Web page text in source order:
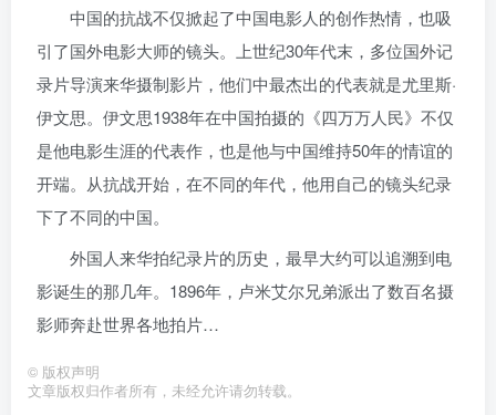
中国的抗战不仅掀起了中国电影人的创作热情，也吸
引了国外电影大师的镜头。上世纪30年代末，多位国外记
录片导演来华摄制影片，他们中最杰出的代表就是尤里斯·
伊文思。伊文思1938年在中国拍摄的《四万万人民》不仅
是他电影生涯的代表作，也是他与中国维持50年的情谊的
开端。从抗战开始，在不同的年代，他用自己的镜头纪录
下了不同的中国。
外国人来华拍纪录片的历史，最早大约可以追溯到电
影诞生的那几年。1896年，卢米艾尔兄弟派出了数百名摄
影师奔赴世界各地拍片…
© 版权声明
文章版权归作者所有，未经允许请勿转载。